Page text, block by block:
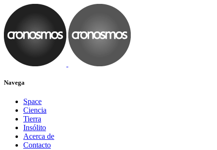
Navega
Space
Ciencia
Tierra
Insólito
Acerca de
Contacto